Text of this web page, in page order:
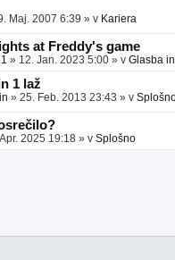
Maj. 2007 6:39 » v Kariera
at Freddy's game
» 12. Jan. 2023 5:00 » v Glasba
1 laž
» 25. Feb. 2013 23:43 » v
2025 19:18 » v Splošno